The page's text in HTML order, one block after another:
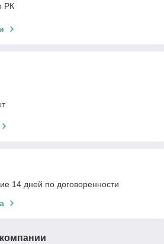
РК
14 дней по договоренности